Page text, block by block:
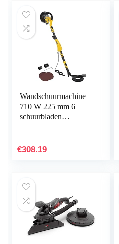
Wandschuurmachine
710 W 225 mm 6
schuurbladen
€308.19